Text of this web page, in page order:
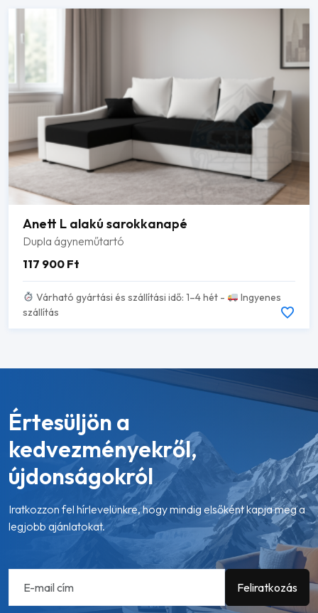
Anett L alakú sarokkanapé
Dupla ágyneműtartó
117 900 Ft
Várható gyártási és szállítási idő: 1–4 hét -
Ingyenes
szállítás
Értesüljön a
kedvezményekről,
újdonságokról
Iratkozzon fel hírlevelünkre, hogy mindig elsőként kapja meg a
legjobb ajánlatokat.